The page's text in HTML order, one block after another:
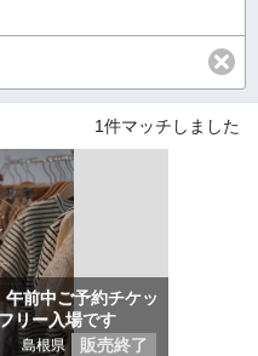
1件マッチしました
前中ご予約チケッ
リー入場です
島根県 販売終了